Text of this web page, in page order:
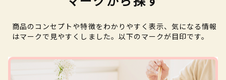
商品のコンセプトや特徴をわかりやすく表示、気になる情報
はマークで見やすくしました。以下のマークが目印です。